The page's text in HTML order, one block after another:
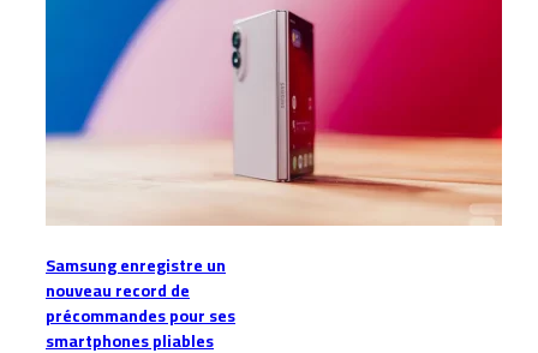
Samsung enregistre un
nouveau record de
précommandes pour ses
smartphones pliables